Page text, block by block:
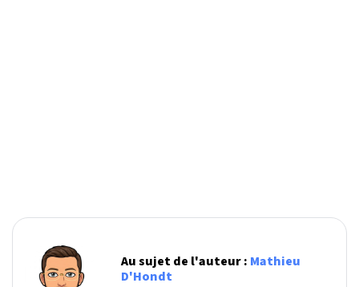
Au sujet de l'auteur : Mathieu
D'Hondt